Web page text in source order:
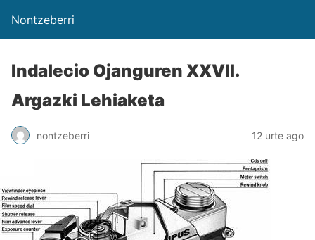
Nontzeberri
Indalecio Ojanguren XXVII.
Argazki Lehiaketa
nontzeberri 12 urte ago